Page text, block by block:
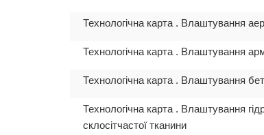
Технологічна карта . Влаштування
Технологічна карта . Влаштування
Технологічна карта . Влаштування
Технологічна карта . Влаштування
склосітчастої тканини